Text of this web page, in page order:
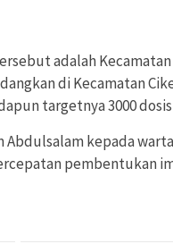
adalah
di Kecamatan
targetnya 3000
Abdulsalam kepada
pembentukan